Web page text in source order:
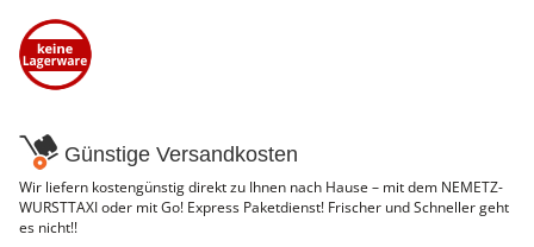
Gewürze
Gewürze
Fix
NEMETZ-DOGS
Hundefutter
nass
trocken
Belcando
Barf-Zusätze
Günstige Versandkosten
Wir liefern kostengünstig direkt zu Ihnen nach Hause – mit dem NEMETZ-
WURSTTAXI oder mit Go! Express Paketdienst! Frischer und Schneller geht
es nicht!!